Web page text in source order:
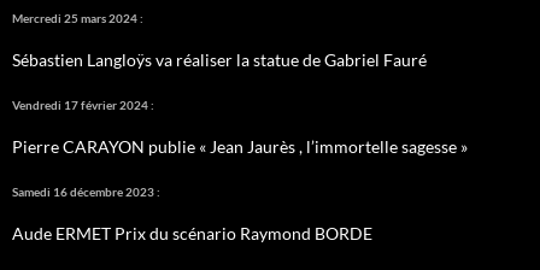
Mercredi 25 mars 2024 :
Sébastien Langloÿs va réaliser la statue de Gabriel Fauré
Vendredi 17 février 2024 :
Pierre CARAYON publie « Jean Jaurès , l’immortelle sagesse »
Samedi 16 décembre 2023 :
Aude ERMET Prix du scénario Raymond BORDE